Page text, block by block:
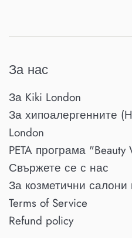
За нас
За Kiki London
За хипоалергенните
London
PETA програма
Свържете се с нас
За козметични
Terms of Service
Refund policy